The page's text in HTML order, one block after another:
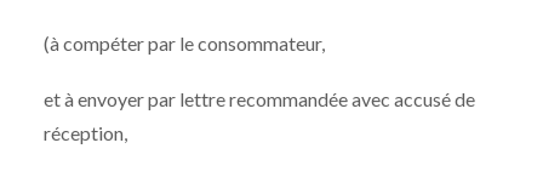
(à compéter par le consommateur,
et à envoyer par lettre recommandée avec accusé de
réception,